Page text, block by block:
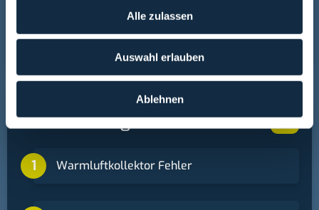
DatenschutzWir verwenden Cookies, um
unsere Website zu analysieren. Außerdem geben wir
Informationen zu Ihrer Verwendung unserer Website an
unsere Partner für soziale Medien, Werbung und
Analysen weiter. Unsere Partner führen diese
Informationen möglicherweise mit weiteren Daten
sie im Rahmen Ihrer Nutzung der Dienste gesammelt
haben.
Alle zulassen
Auswahl erlauben
Ablehnen
Lava durch eine Fresnel Linse
+
Solarheizung
Warmluftkollektor Fehler